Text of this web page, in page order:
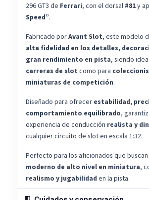
296 GT3 de Ferrari, con el dorsal #81y
Speed”.
Fabricado porAvant Slot, este modelo
alta fidelidad en los detalles,
gran rendimiento en pista, siendo
carreras de slot como para
miniaturas de competición.
Diseñado para ofrecer estabilidad,
comportamiento equilibrado,
experiencia de conducción realista y
cualquier circuito de slot en escala 1:32.
Perfecto para los aficionados que buscan
moderno de alto nivel en miniatura,
realismo y jugabilidad en la pista.